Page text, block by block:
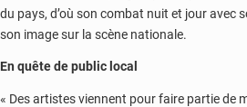
du pays, d’où son combat nuit et jour avec
son image sur la scène nationale.
En quête de public local
« Des artistes viennent pour faire partie de